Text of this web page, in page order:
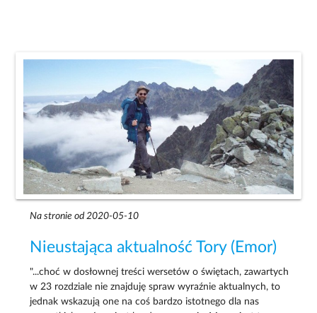
Na stronie od 2020-05-10
Nieustająca aktualność Tory (Emor)
"...choć w dosłownej treści wersetów o świętach, zawartych
w 23 rozdziale nie znajduję spraw wyraźnie aktualnych, to
jednak wskazują one na coś bardzo istotnego dla nas